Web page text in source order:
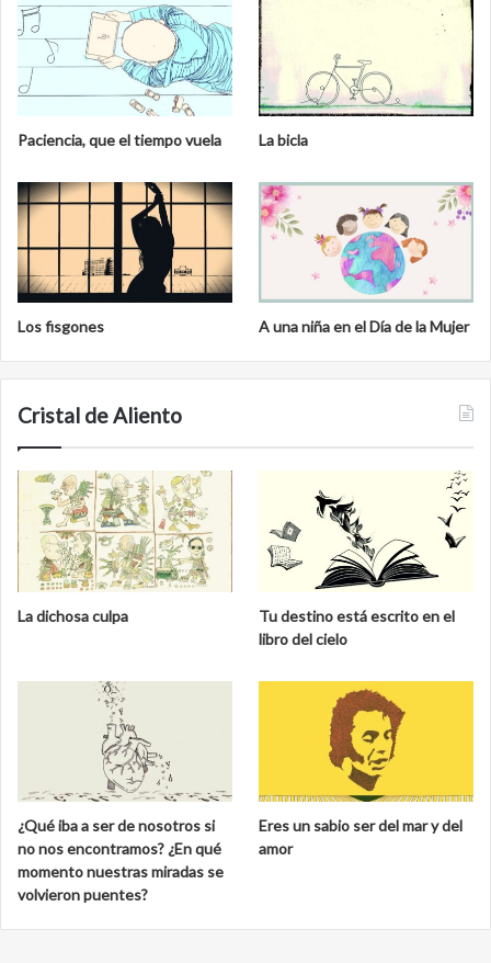
Paciencia, que el tiempo vuela La bicla
Los fisgones A una niña en el Día de la Mujer
Cristal de Aliento
La dichosa culpa
Tu destino está escrito en el
libro del cielo
¿Qué iba a ser de nosotros si
no nos encontramos? ¿En qué
momento nuestras miradas se
volvieron puentes?
Eres un sabio ser del mar y del
amor